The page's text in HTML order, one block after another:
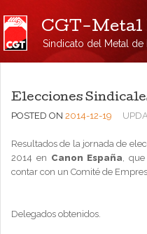
CGT-Metal
Sindicato del Metal de
Elecciones
POSTED ON 2014-12-19
Resultados de la jornada de
2014 en Canon España,
contar con un Comité de
Delegados obtenidos.